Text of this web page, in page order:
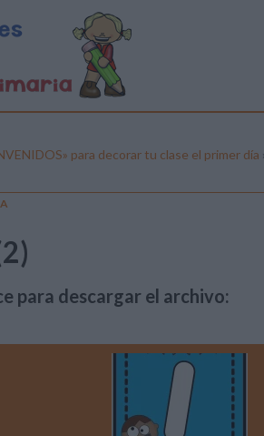
para decorar tu clase el primer día
para descargar el archivo: